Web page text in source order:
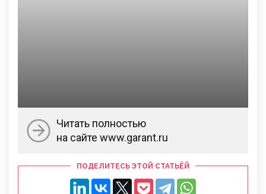
Читать полностью
на сайте www.garant.ru
ПОДЕЛИТЕСЬ ЭТОЙ СТАТЬЁЙ